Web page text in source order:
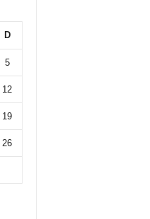
D
5
12
19
26